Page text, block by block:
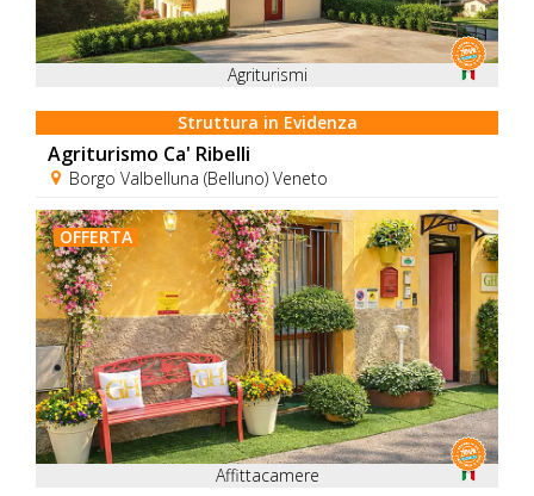
Agriturismi
Struttura in Evidenza
Agriturismo Ca' Ribelli
Borgo Valbelluna (Belluno) Veneto
OFFERTA
Affittacamere